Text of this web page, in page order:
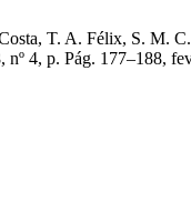
T. A. Félix, S. M.
nº 4, p. Pág. 177–188,